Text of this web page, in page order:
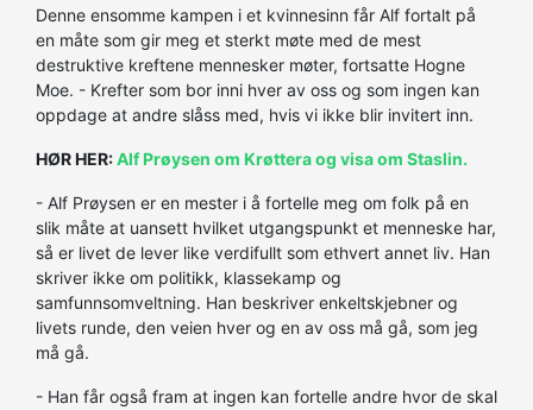
Denne ensomme kampen i et kvinnesinn får Alf fortalt på
en måte som gir meg et sterkt møte med de mest
destruktive kreftene mennesker møter, fortsatte Hogne
Moe. - Krefter som bor inni hver av oss og som ingen kan
oppdage at andre slåss med, hvis vi ikke blir invitert inn.
HØR HER:Alf Prøysen om Krøttera og visa om Staslin.
- Alf Prøysen er en mester i å fortelle meg om folk på en
slik måte at uansett hvilket utgangspunkt et menneske har,
så er livet de lever like verdifullt som ethvert annet liv. Han
skriver ikke om politikk, klassekamp og
samfunnsomveltning. Han beskriver enkeltskjebner og
livets runde, den veien hver og en av oss må gå, som jeg
må gå.
- Han får også fram at ingen kan fortelle andre hvor de skal